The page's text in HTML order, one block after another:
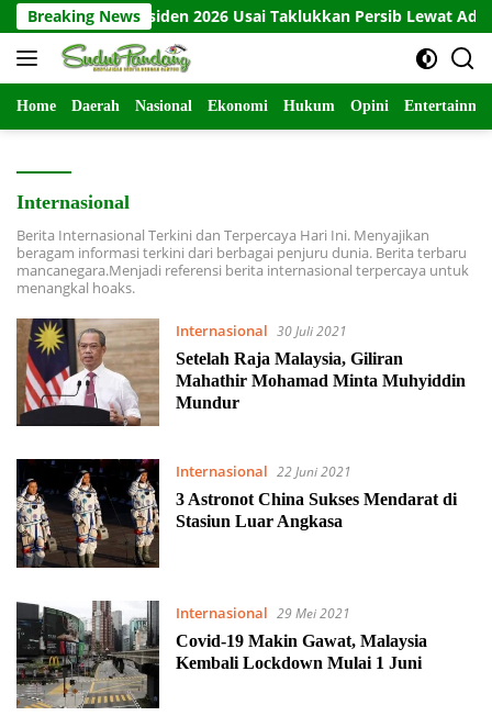
Langsung
ke
konten
Breaking News
Piala Presiden 2026 Usai Taklukkan Persib Lewat Adu Penalti
Home Daerah Nasional Ekonomi Hukum Opini
Internasional
Berita Internasional Terkini dan Terpercaya Hari Ini. Menyajikan
beragam informasi terkini dari berbagai penjuru dunia. Berita terbaru
mancanegara.Menjadi referensi berita internasional terpercaya untuk
menangkal hoaks.
Internasional 30 Juli 2021
Setelah Raja Malaysia, Giliran
Mahathir Mohamad Minta Muhyiddin
Mundur
Internasional 22 Juni 2021
3 Astronot China Sukses Mendarat di
Stasiun Luar Angkasa
Internasional 29 Mei 2021
Covid-19 Makin Gawat, Malaysia
Kembali Lockdown Mulai 1 Juni